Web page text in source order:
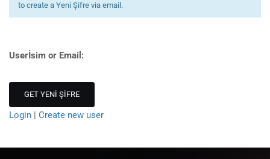
to create a Yeni Şifre via email.
Userİsim or Email:
Login | Create new user